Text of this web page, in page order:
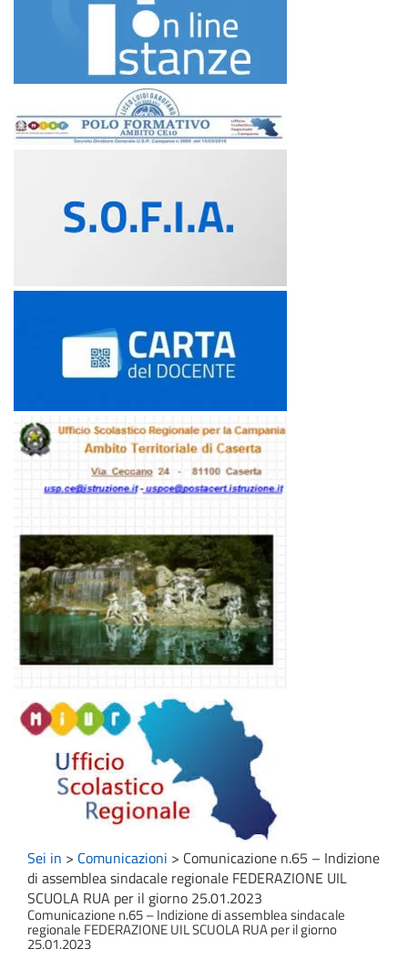
Sei in > Comunicazioni > Comunicazione n.65 – Indizione
di assemblea sindacale regionale FEDERAZIONE UIL
SCUOLA RUA per il giorno 25.01.2023
Comunicazione n.65 – Indizione di assemblea sindacale
regionale FEDERAZIONE UIL SCUOLA RUA per il giorno
25.01.2023